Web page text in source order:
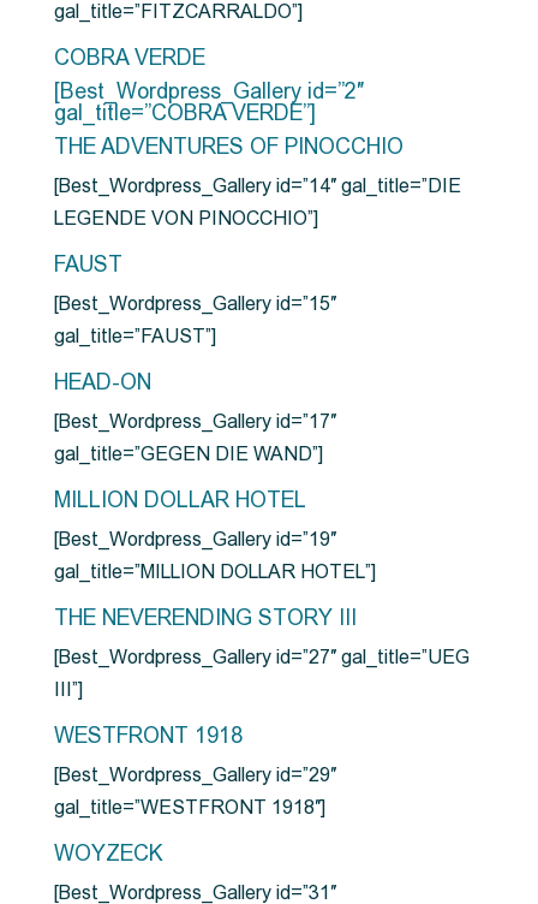
gal_title=”FITZCARRALDO”]
COBRA VERDE
[Best_Wordpress_Gallery id=”2″
gal_title=”COBRA VERDE”]
THE ADVENTURES OF PINOCCHIO
[Best_Wordpress_Gallery id=”14″ gal_title=”DIE
LEGENDE VON PINOCCHIO”]
FAUST
[Best_Wordpress_Gallery id=”15″
gal_title=”FAUST”]
HEAD-ON
[Best_Wordpress_Gallery id=”17″
gal_title=”GEGEN DIE WAND”]
MILLION DOLLAR HOTEL
[Best_Wordpress_Gallery id=”19″
gal_title=”MILLION DOLLAR HOTEL”]
THE NEVERENDING STORY III
[Best_Wordpress_Gallery id=”27″ gal_title=”UEG
III”]
WESTFRONT 1918
[Best_Wordpress_Gallery id=”29″
gal_title=”WESTFRONT 1918″]
WOYZECK
[Best_Wordpress_Gallery id=”31″